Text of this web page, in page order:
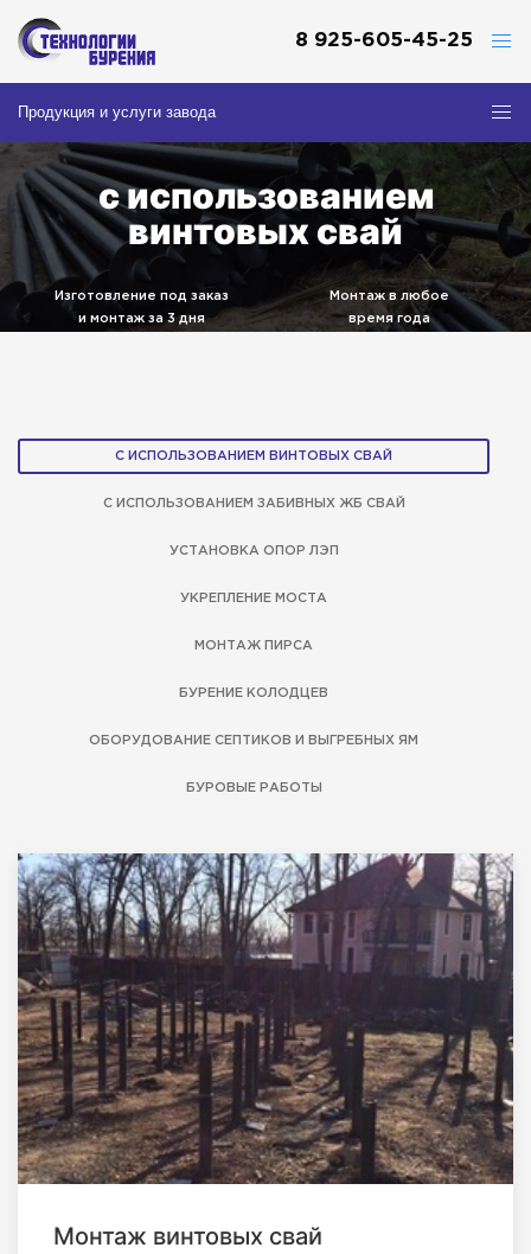
8 925-605-45-25
Продукция и услуги завода
с использованием
винтовых свай
Изготовление под заказ
и монтаж за 3 дня
Монтаж в любое
время года
С ИСПОЛЬЗОВАНИЕМ ВИНТОВЫХ СВАЙ
С ИСПОЛЬЗОВАНИЕМ ЗАБИВНЫХ ЖБ СВАЙ
УСТАНОВКА ОПОР ЛЭП
УКРЕПЛЕНИЕ МОСТА
МОНТАЖ ПИРСА
БУРЕНИЕ КОЛОДЦЕВ
ОБОРУДОВАНИЕ СЕПТИКОВ И ВЫГРЕБНЫХ ЯМ
БУРОВЫЕ РАБОТЫ
Монтаж винтовых свай